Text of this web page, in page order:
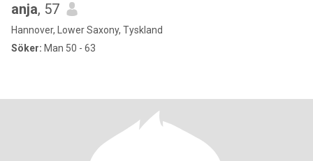
anja, 57
Hannover, Lower Saxony, Tyskland
Söker: Man 50 - 63